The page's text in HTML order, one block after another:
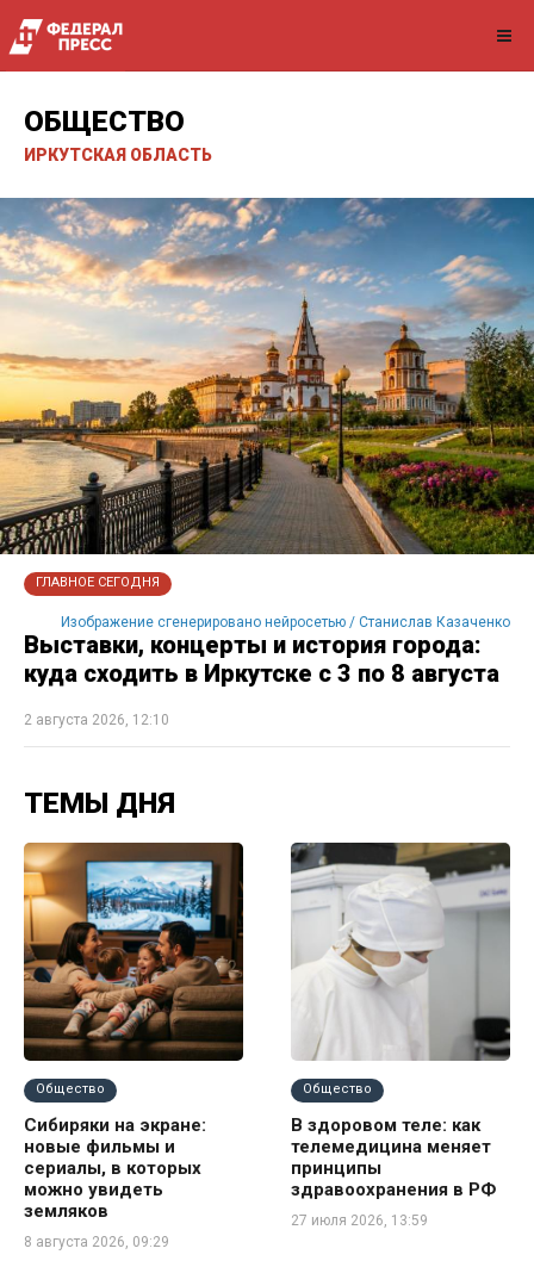
ОБЩЕСТВО
ИРКУТСКАЯ ОБЛАСТЬ
ГЛАВНОЕ СЕГОДНЯ
Изображение сгенерировано нейросетью / Станислав Казаченко
Выставки, концерты и история города:
куда сходить в Иркутске с 3 по 8 августа
2 августа 2026, 12:10
ТЕМЫ ДНЯ
Общество
Сибиряки на экране:
новые фильмы и
сериалы, в которых
можно увидеть
земляков
8 августа 2026, 09:29
Общество
В здоровом теле: как
телемедицина меняет
принципы
здравоохранения в РФ
27 июля 2026, 13:59